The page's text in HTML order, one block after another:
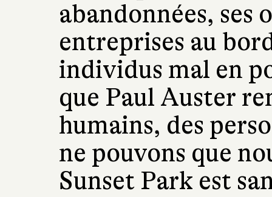
abandonnées, ses
entreprises au
individus mal en
que Paul Auster
humains, des
ne pouvons que
Sunset Park est